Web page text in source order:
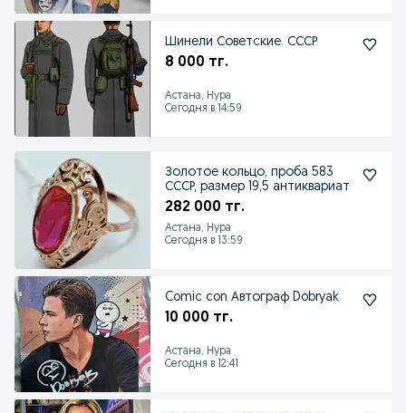
Шинели Советские. СССР
8 000 тг.
Астана, Нура
Сегодня в 14:59
Золотое кольцо, проба 583
СССР, размер 19,5 антиквариат
282 000 тг.
Астана, Нура
Сегодня в 13:59
Comic con Автограф Dobryak
10 000 тг.
Астана, Нура
Сегодня в 12:41